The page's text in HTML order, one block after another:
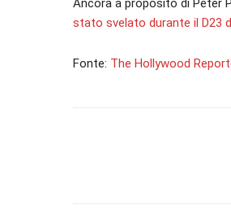
Ancora a proposito di Peter
stato svelato durante il D23
Fonte: The Hollywood